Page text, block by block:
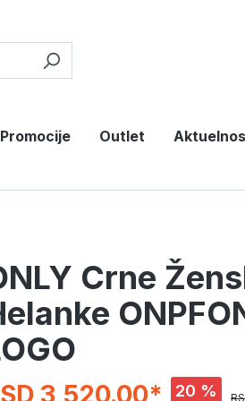
Promocije Outlet
Crne
20 %